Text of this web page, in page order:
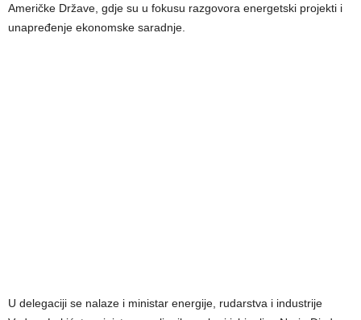
Američke Države, gdje su u fokusu razgovora energetski projekti i
unapređenje ekonomske saradnje.
U delegaciji se nalaze i ministar energije, rudarstva i industrije